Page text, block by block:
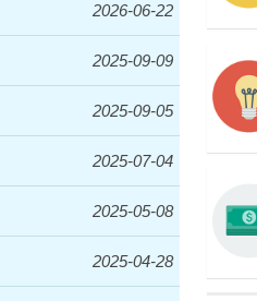
2026-06-22
2025-09-09
2025-09-05
2025-07-04
2025-05-08
2025-04-28